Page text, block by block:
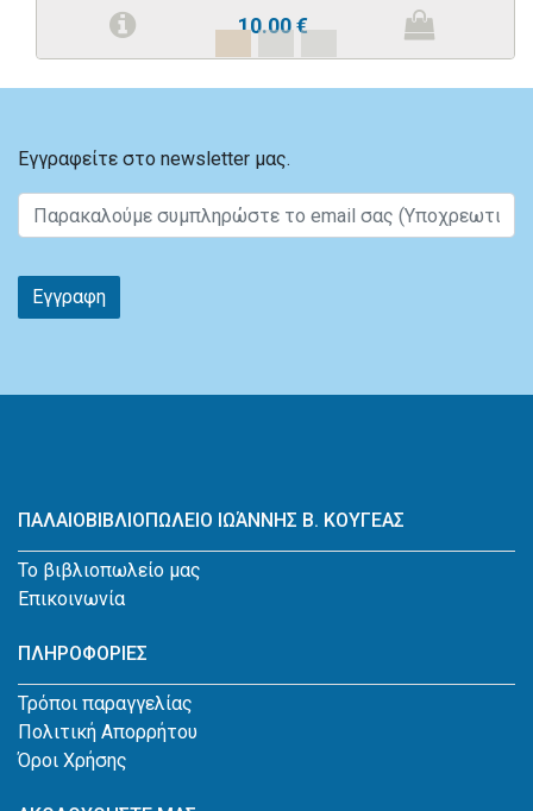
10.00€
Εγγραφείτε στο newsletter μας.
Εγγραφη
ΠΑΛΑΙΟΒΙΒΛΙΟΠΩΛΕΙΟ ΙΩΆΝΝΗΣ Β. ΚΟΥΓΕΑΣ
Το βιβλιοπωλείο μας
Επικοινωνία
ΠΛΗΡΟΦΟΡΙΕΣ
Τρόποι παραγγελίας
Πολιτική Απορρήτου
Όροι Χρήσης